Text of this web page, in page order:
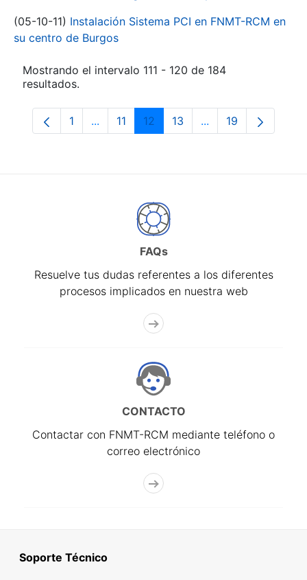
(05-10-11) Instalación Sistema PCI en FNMT-RCM en
su centro de Burgos
Mostrando el intervalo 111 - 120 de 184
resultados.
Página
1 ...Páginas intermedias Use TAB para
Página
11 Página
12 Página
13 ...PáginasPágina
19
FAQs
Resuelve tus dudas referentes a los diferentes
procesos implicados en nuestra web
CONTACTO
Contactar con FNMT-RCM mediante teléfono o
correo electrónico
Soporte Técnico